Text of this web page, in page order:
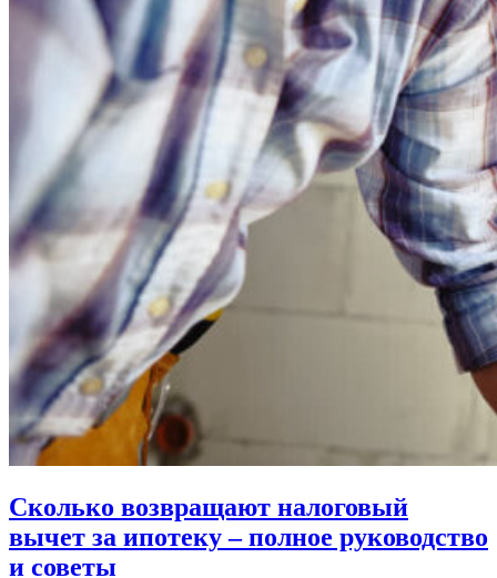
Сколько возвращают налоговый
вычет за ипотеку – полное руководство
и советы